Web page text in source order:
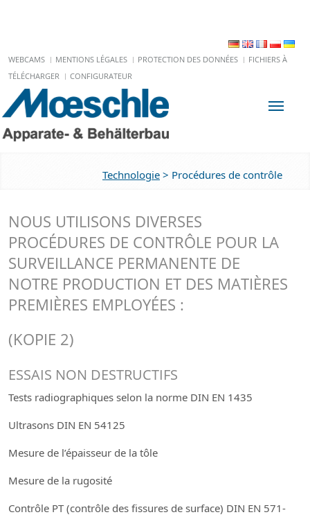
WEBCAMS MENTIONS LÉGALES PROTECTION DES DONNÉES
FICHIERS À
TÉLÉCHARGER
CONFIGURATEUR
Technologie > Procédures de contrôle
NOUS UTILISONS DIVERSES
PROCÉDURES DE CONTRÔLE POUR LA
SURVEILLANCE PERMANENTE DE
NOTRE PRODUCTION ET DES MATIÈRES
PREMIÈRES EMPLOYÉES :
(KOPIE 2)
ESSAIS NON DESTRUCTIFS
Tests radiographiques selon la norme DIN EN 1435
Ultrasons DIN EN 54125
Mesure de l’épaisseur de la tôle
Mesure de la rugosité
Contrôle PT (contrôle des fissures de surface) DIN EN 571-